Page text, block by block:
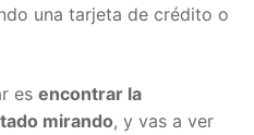
es necesario
capaz de operar ya
a tu perfil.